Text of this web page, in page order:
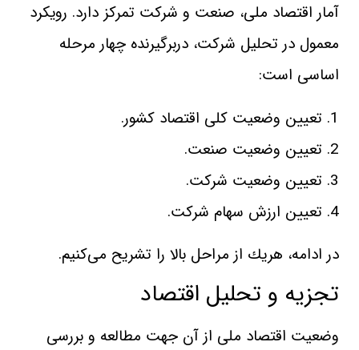
آمار اقتصاد ملی، صنعت و شركت تمركز دارد. رويكرد
معمول در تحليل شركت، دربرگيرنده چهار مرحله
اساسی است:
1. تعيين وضعيت كلی اقتصاد كشور.
2. تعيين وضعيت صنعت.
3. تعيين وضعيت شركت.
4. تعيين ارزش سهام شركت.
در ادامه، هريك از مراحل بالا را تشريح‌ می‌كنيم.
تجزيه و تحليل اقتصاد
وضعيت اقتصاد ملی از آن جهت مطالعه و بررسی